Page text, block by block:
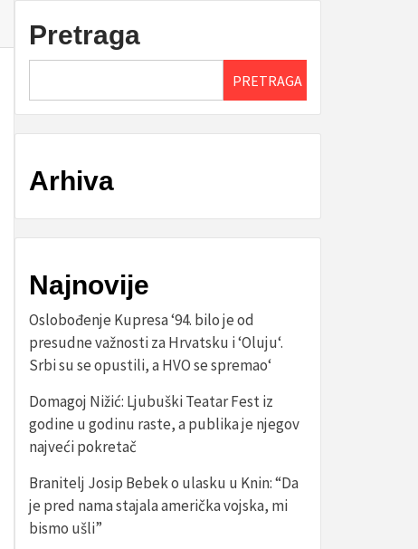
Pretraga
PRETRAGA
Arhiva
Najnovije
Oslobođenje Kupresa ‘94. bilo je od
presudne važnosti za Hrvatsku i ‘Oluju‘.
Srbi su se opustili, a HVO se spremao‘
Domagoj Nižić: Ljubuški Teatar Fest iz
godine u godinu raste, a publika je njegov
najveći pokretač
Branitelj Josip Bebek o ulasku u Knin: “Da
je pred nama stajala američka vojska, mi
bismo ušli”